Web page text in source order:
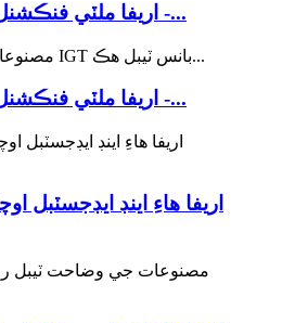
اريفا ملٽي فنڪشنل ڪيمپ ٽيبل -...
مصنوعات جي وضاحت IGT بانس ٽيبل هڪ...
اريفا ملٽي فنڪشنل ڪيمپ ٽيبل -...
اريفا هاءِ اينڊ ايڊجسٽبل
مصنوعات جي وضاحت ٽيبل